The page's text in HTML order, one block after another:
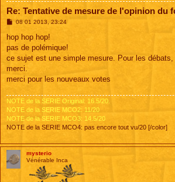
Re: Tentative de mesure de l'opinion du
M
s
s
a
g
08 01 2013, 23:24
hop hop hop!
pas de polémique!
ce sujet est une simple mesure. Pour les
merci.
merci pour les nouveaux votes
NOTE de la SERIE Original: 16.5/20.
NOTE de la SERIE MCO2: 11/20
NOTE de la SERIE MCO3: 14.5/20
NOTE de la SERIE MCO4: pas encore tout vu/20 [/color]
mysterio
Vénérable Inca